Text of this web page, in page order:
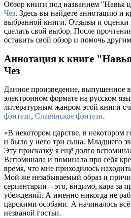
Обзор книги под названием "Навья
Чез. Здесь вы найдете аннотацию и
выбранной книги. Отзывы и оценки
сделать свой выбор. После
оставить свой обзор и помочь
Аннотация к книге
Чез
Данное произведение, выпущенное в
электронном формате на русском
литературным жанром этой книги
фэнтези, Славянское фэнтези.
«В некотором царстве, в некотором
и было у него три сына. Младшего
Эту присказку я ещё долго
Вспоминала и поминала про себя
время, что мне приходилось
Мой же незабываемый образ и
серпентарии – это, видимо, кара за
убеждений. А именно никогда не
царскими особами. А начиналось
незваной гостьи.